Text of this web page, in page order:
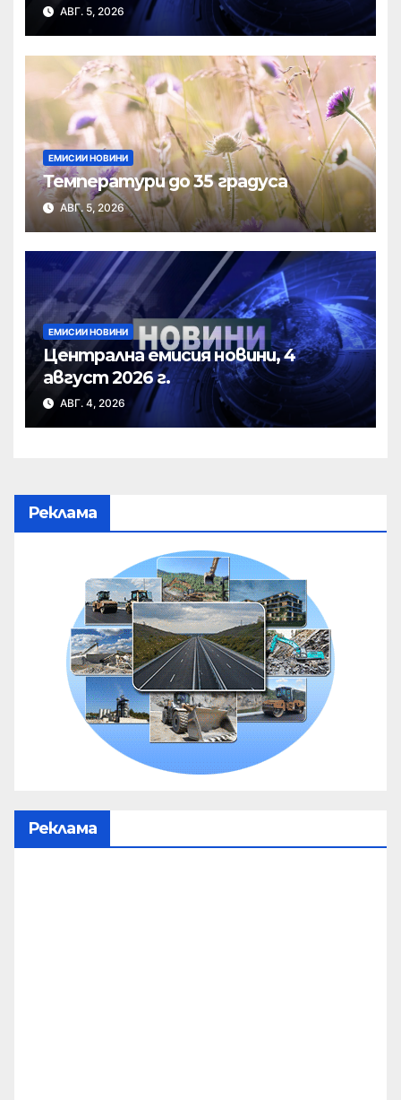
АВГ. 5, 2026
ЕМИСИИ НОВИНИ
Температури до 35 градуса
АВГ. 5, 2026
ЕМИСИИ НОВИНИ
Централна емисия новини, 4
август 2026 г.
АВГ. 4, 2026
Реклама
Реклама